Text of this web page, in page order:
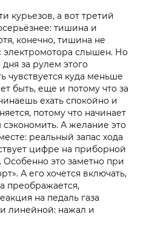
курьезов, а вот третий
тишина и
конечно, тишина не
электромотора слышен. Но
за рулем этого
чувствуется куда меньше
быть, еще и потому что за
ехать спокойно и
потому что начинает
А желание это
реальный запас хода
цифре на приборной
это заметно при
А его хочется включать,
преображается,
на педаль газа
линейной: нажал и